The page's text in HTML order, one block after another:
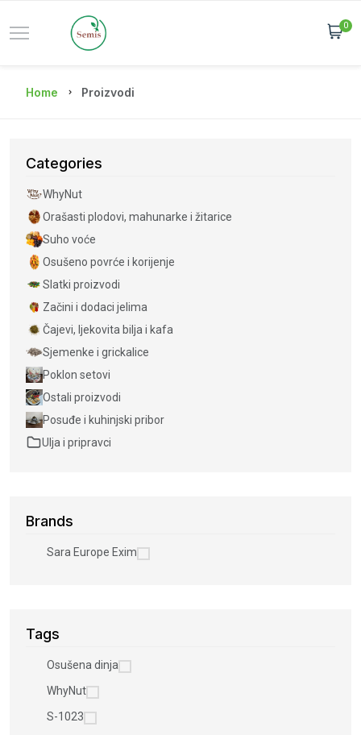
0
Home Proizvodi
Categories
WhyNut
Orašasti plodovi, mahunarke i žitarice
Suho voće
Osušeno povrće i korijenje
Slatki proizvodi
Začini i dodaci jelima
Čajevi, ljekovita bilja i kafa
Sjemenke i grickalice
Poklon setovi
Ostali proizvodi
Posuđe i kuhinjski pribor
Ulja i pripravci
Brands
Sara Europe Exim
Tags
Osušena dinja
WhyNut
S-1023